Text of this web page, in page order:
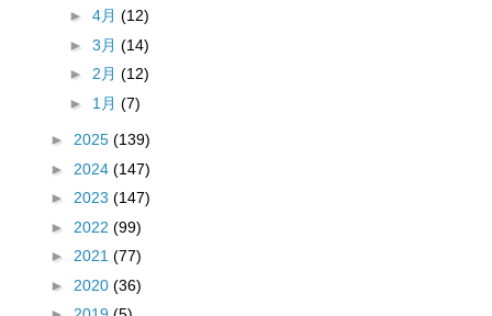
► 4月 (12)
► 3月 (14)
► 2月 (12)
► 1月 (7)
► 2025 (139)
► 2024 (147)
► 2023 (147)
► 2022 (99)
► 2021 (77)
► 2020 (36)